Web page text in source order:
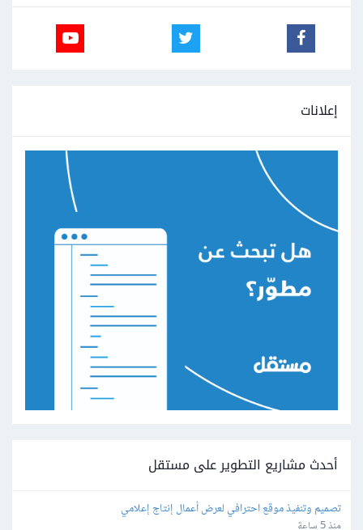
إعلانات
أحدث مشاريع التطوير على مستقل
تصميم وتنفيذ موقع احترافي لعرض أعمال إنتاج إعلامي
منذ 5 ساعة